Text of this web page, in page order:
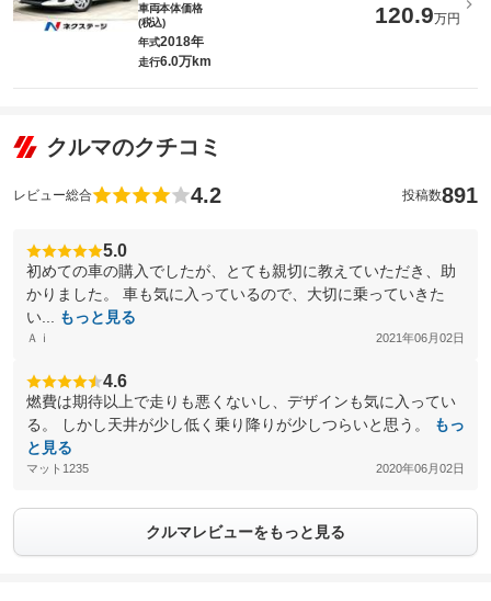
車両本体価格
(税込)
120.9万円
年式2018年
走行6.0万km
クルマのクチコミ
レビュー総合 4.2 投稿数891
5.0
初めての車の購入でしたが、とても親切に教えていただき、助
かりました。 車も気に入っているので、大切に乗っていきた
い...
もっと見る
Ａｉ 2021年06月02日
4.6
燃費は期待以上で走りも悪くないし、デザインも気に入ってい
る。 しかし天井が少し低く乗り降りが少しつらいと思う。
もっ
と見る
マット1235 2020年06月02日
クルマレビューをもっと見る